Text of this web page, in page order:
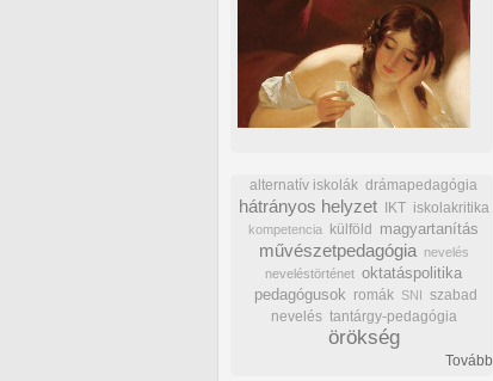
alternatív iskolák drámapedagógia
hátrányos helyzet IKT iskolakritika
kompetencia külföld magyartanítás
művészetpedagógia
nevelés
neveléstörténet oktatáspolitika
pedagógusok romák SNI szabad
nevelés tantárgy-pedagógia
örökség
Tovább